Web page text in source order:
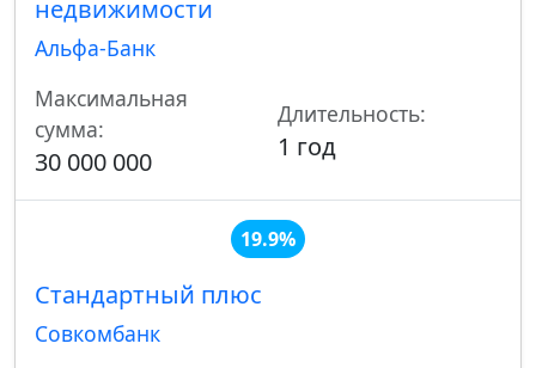
недвижимости
Альфа-Банк
Максимальная
сумма:
30 000 000
Длительность:
1 год
19.9%
Стандартный плюс
Совкомбанк